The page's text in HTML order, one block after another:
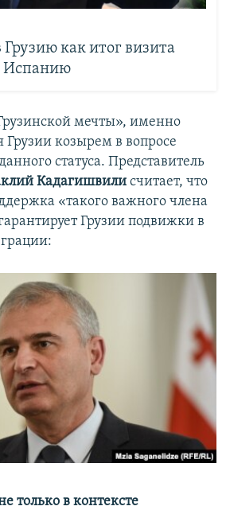
как итог визита
Испанию
мечты», именно
Грузии козырем в вопросе
статуса. Представитель
Кадагишвили считает, что
«такого важного члена
Грузии подвижки в
только в контексте